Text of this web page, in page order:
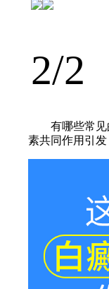
2/2
有哪些常见的
素共同作用引发